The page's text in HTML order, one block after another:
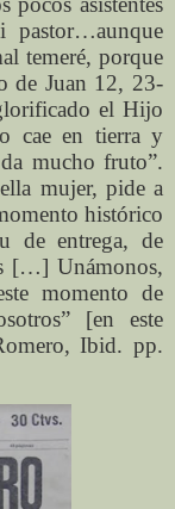
temeré, porque
de Juan 12, 23-
el Hijo
cae en tierra y
mucho fruto”.
mujer, pide a
histórico
de entrega, de
[…] Unámonos,
momento de
[en este
Ibid. pp.